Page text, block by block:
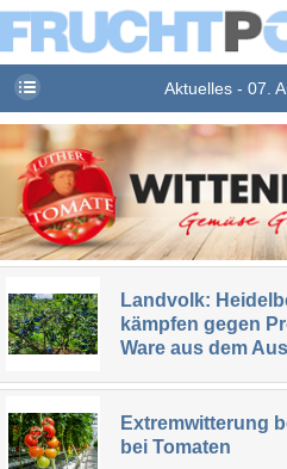
Aktuelles - 07.
Landvolk:
kämpfen gegen
Ware aus dem
Extremwitterung
bei Tomaten